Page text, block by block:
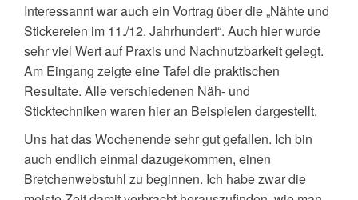
Interessannt war auch ein Vortrag über die „Nähte und
Stickereien im 11./12. Jahrhundert“. Auch hier wurde
sehr viel Wert auf Praxis und Nachnutzbarkeit gelegt.
Am Eingang zeigte eine Tafel die praktischen
Resultate. Alle verschiedenen Näh- und
Sticktechniken waren hier an Beispielen dargestellt.
Uns hat das Wochenende sehr gut gefallen. Ich bin
auch endlich einmal dazugekommen, einen
Bretchenwebstuhl zu beginnen. Ich habe zwar die